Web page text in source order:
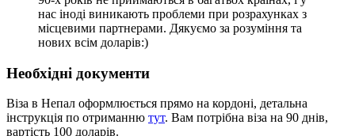
нас іноді виникають проблеми при розрахунках з
місцевими партнерами. Дякуємо за розуміння та
нових всім доларів:)
Необхідні документи
Віза в Непал оформлюється прямо на кордоні, детальна
інструкція по отриманню тут. Вам потрібна віза на 90 днів,
вартість 100 доларів.